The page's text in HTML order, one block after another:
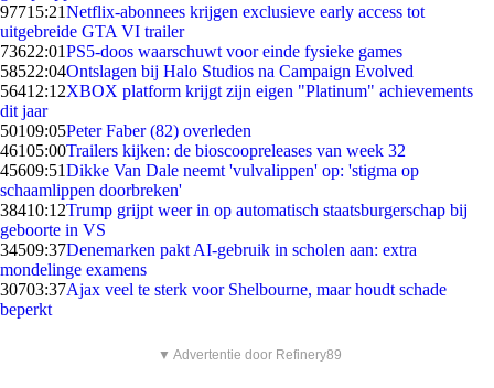
97715:21Netflix-abonnees krijgen exclusieve early access tot
uitgebreide GTA VI trailer
73622:01PS5-doos waarschuwt voor einde fysieke games
58522:04Ontslagen bij Halo Studios na Campaign Evolved
56412:12XBOX platform krijgt zijn eigen "Platinum" achievements
dit jaar
50109:05Peter Faber (82) overleden
46105:00Trailers kijken: de bioscoopreleases van week 32
45609:51Dikke Van Dale neemt 'vulvalippen' op: 'stigma op
schaamlippen doorbreken'
38410:12Trump grijpt weer in op automatisch staatsburgerschap bij
geboorte in VS
34509:37Denemarken pakt AI-gebruik in scholen aan: extra
mondelinge examens
30703:37Ajax veel te sterk voor Shelbourne, maar houdt schade
beperkt
▼ Advertentie door Refinery89